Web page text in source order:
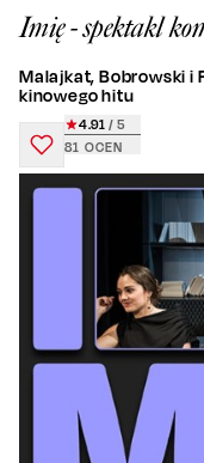
Imię - spektakl
Malajkat, Bobrowski i
kinowego hitu
81 OCEN
4.91 / 5